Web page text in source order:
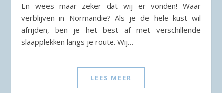
En wees maar zeker dat wij er vonden! Waar
verblijven in Normandië? Als je de hele kust wil
afrijden, ben je het best af met verschillende
slaapplekken langs je route. Wij…
LEES MEER